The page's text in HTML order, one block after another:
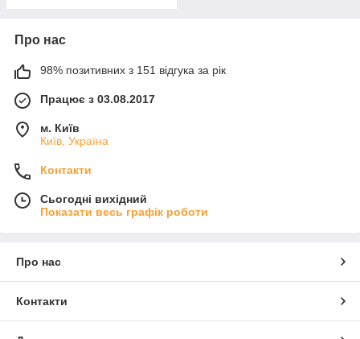
Про нас
98% позитивних з 151 відгука за рік
Працює з 03.08.2017
м. Київ
Київ, Україна
Контакти
Сьогодні вихідний
Показати весь графік роботи
Про нас
Контакти